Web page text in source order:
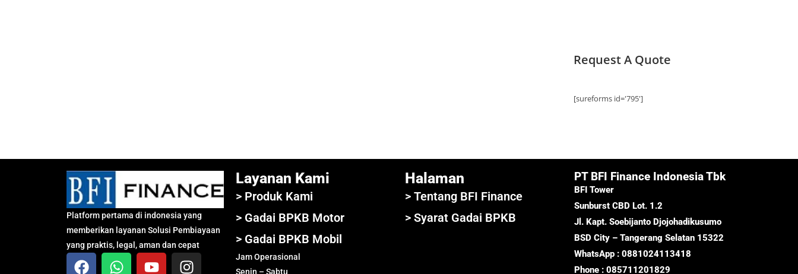
Request A Quote
[sureforms id='795']
Platform pertama di indonesia yang
memberikan layanan Solusi Pembiayaan
yang praktis, legal, aman dan cepat
Layanan Kami
> Produk Kami
> Gadai BPKB Motor
> Gadai BPKB Mobil
Jam Operasional
Senin – Sabtu
Halaman
> Tentang BFI Finance
> Syarat Gadai BPKB
PT BFI Finance Indonesia Tbk
BFI Tower
Sunburst CBD Lot. 1.2
Jl. Kapt. Soebijanto Djojohadikusumo
BSD City – Tangerang Selatan 15322
WhatsApp : 0881024113418
Phone : 085711201829